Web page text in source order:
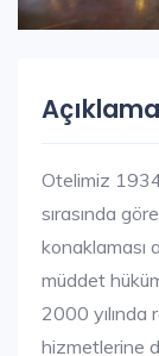
Açıklama
Otelimiz 1934
sırasında
konaklaması
müddet
2000 yılında
hizmetlerine